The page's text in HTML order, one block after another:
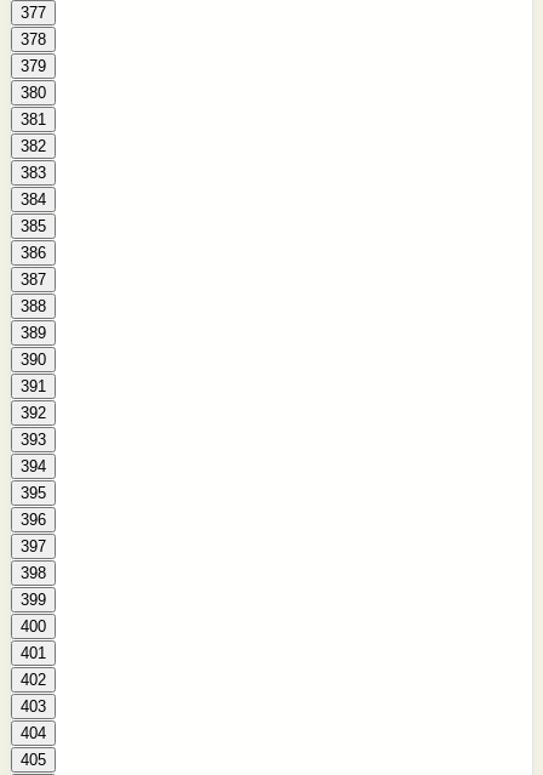
377
378
379
380
381
382
383
384
385
386
387
388
389
390
391
392
393
394
395
396
397
398
399
400
401
402
403
404
405